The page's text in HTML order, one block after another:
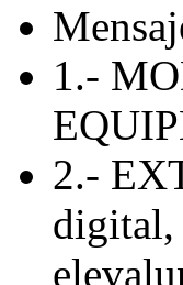
1.-
2.-
digital,